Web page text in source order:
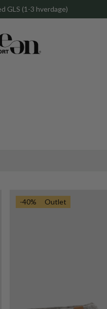
GLS (1-3 hverdage)
-40% Outlet